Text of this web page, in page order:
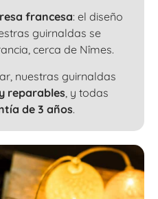
francesa: el diseño
guirnaldas se
cerca de Nîmes.
nuestras guirnaldas
reparables, y todas
de 3 años.